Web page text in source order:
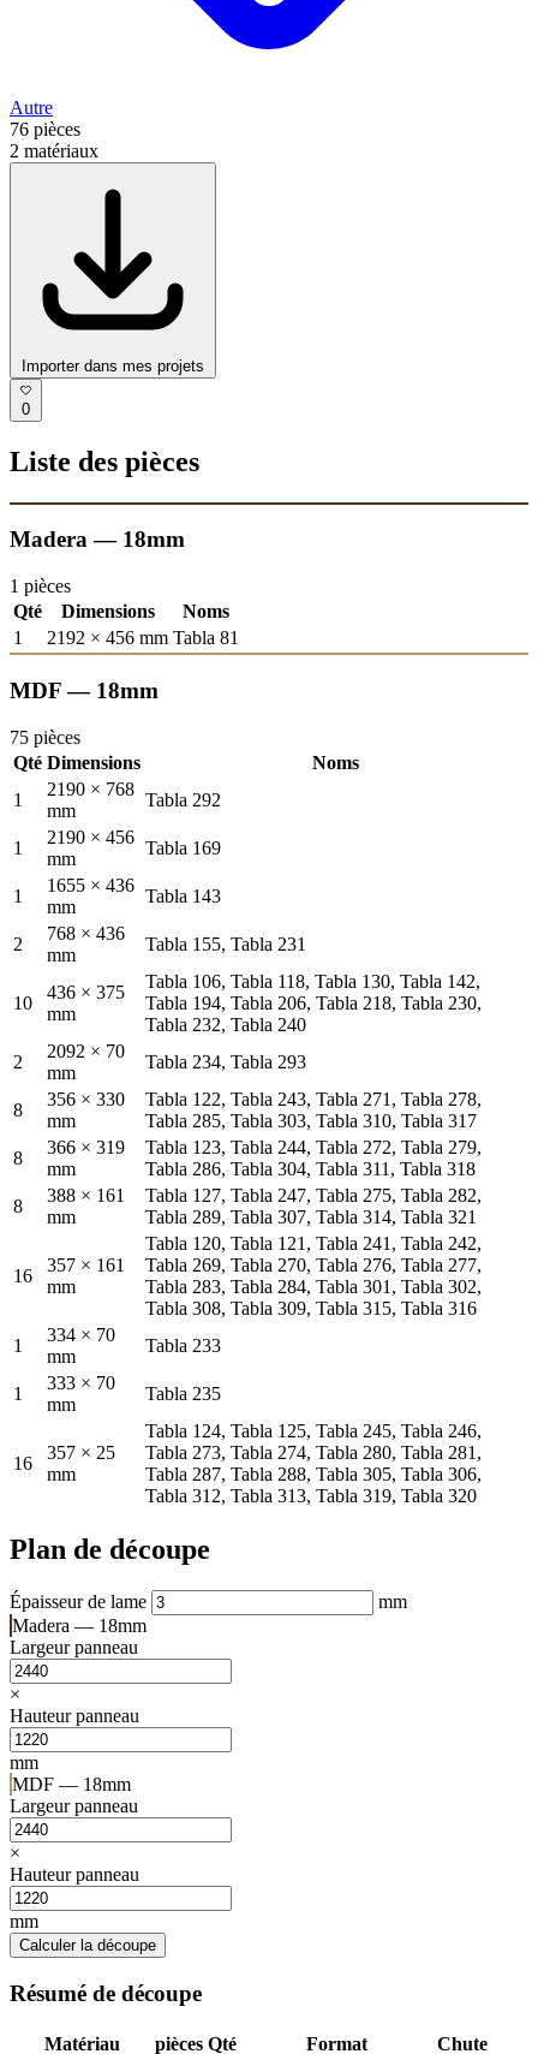
Autre
76 pièces
2 matériaux
Importer dans mes projets
0
Liste des pièces
Madera — 18mm
1 pièces
Qté
Dimensions
Noms
1
2192 × 456 mm Tabla 81
MDF — 18mm
75 pièces
Qté Dimensions
Noms
1
2190 × 768
mm
Tabla 292
1
2190 × 456
mm
Tabla 169
1
1655 × 436
mm
Tabla 143
2
768 × 436
mm
Tabla 155, Tabla 231
10
436 × 375
mm
Tabla 106, Tabla 118, Tabla 130, Tabla 142,
Tabla 194, Tabla 206, Tabla 218, Tabla 230,
Tabla 232, Tabla 240
2
2092 × 70
mm
Tabla 234, Tabla 293
8
356 × 330
mm
Tabla 122, Tabla 243, Tabla 271, Tabla 278,
Tabla 285, Tabla 303, Tabla 310, Tabla 317
8
366 × 319
mm
Tabla 123, Tabla 244, Tabla 272, Tabla 279,
Tabla 286, Tabla 304, Tabla 311, Tabla 318
8
388 × 161
mm
Tabla 127, Tabla 247, Tabla 275, Tabla 282,
Tabla 289, Tabla 307, Tabla 314, Tabla 321
16
357 × 161
mm
Tabla 120, Tabla 121, Tabla 241, Tabla 242,
Tabla 269, Tabla 270, Tabla 276, Tabla 277,
Tabla 283, Tabla 284, Tabla 301, Tabla 302,
Tabla 308, Tabla 309, Tabla 315, Tabla 316
1
334 × 70
mm
Tabla 233
1
333 × 70
mm
Tabla 235
16
357 × 25
mm
Tabla 124, Tabla 125, Tabla 245, Tabla 246,
Tabla 273, Tabla 274, Tabla 280, Tabla 281,
Tabla 287, Tabla 288, Tabla 305, Tabla 306,
Tabla 312, Tabla 313, Tabla 319, Tabla 320
Plan de découpe
Épaisseur de lame
mm
Madera — 18mm
Largeur panneau
×
Hauteur panneau
mm
MDF — 18mm
Largeur panneau
×
Hauteur panneau
mm
Calculer la découpe
Résumé de découpe
Matériau pièces Qté Format Chute